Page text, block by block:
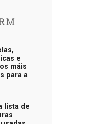
e
máis
para a
lista de